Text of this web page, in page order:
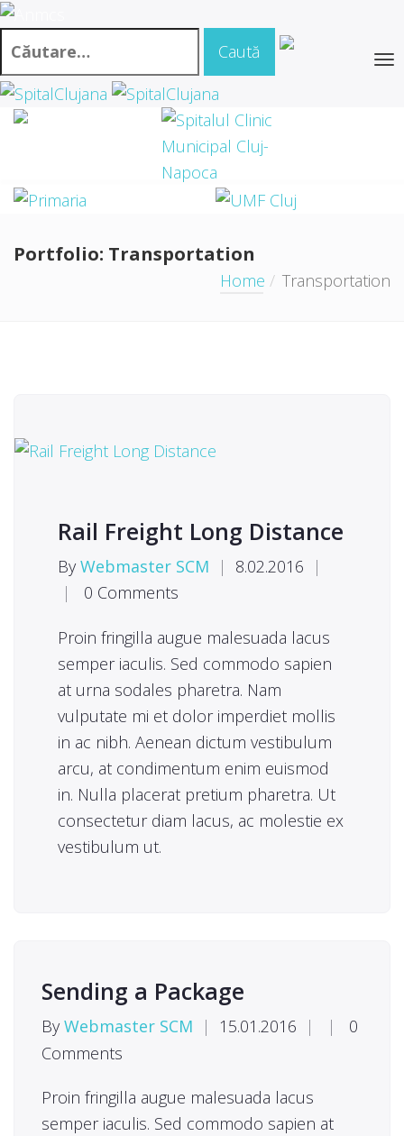
Portfolio: Transportation
Home Transportation
Rail Freight Long Distance
By Webmaster SCM | 8.02.2016
|
|
0 Comments
Proin fringilla augue malesuada lacus
semper iaculis. Sed commodo sapien
at urna sodales pharetra. Nam
vulputate mi et dolor imperdiet mollis
in ac nibh. Aenean dictum vestibulum
arcu, at condimentum enim euismod
in. Nulla placerat pretium pharetra. Ut
consectetur diam lacus, ac molestie ex
vestibulum ut.
Sending a Package
By Webmaster SCM | 15.01.2016 | |
0
Comments
Proin fringilla augue malesuada lacus
semper iaculis. Sed commodo sapien at